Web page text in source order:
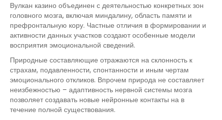
Вулкан казино объединен с деятельностью конкретных зон
головного мозга, включая миндалину, область памяти и
префронтальную кору. Частные отличия в формировании и
активности данных участков создают особенные модели
восприятия эмоциональной сведений.
Природные составляющие отражаются на склонность к
страхам, подавленности, спонтанности и иным чертам
эмоционального откликов. Впрочем природа не составляет
неизбежностью – адаптивность нервной системы мозга
позволяет создавать новые нейронные контакты на в
течение полной существования.